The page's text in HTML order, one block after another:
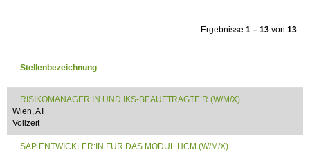
Ergebnisse 1 – 13 von 13
Stellenbezeichnung
RISIKOMANAGER:IN UND IKS-BEAUFTRAGTE:R (W/M/X)
Wien, AT
Vollzeit
SAP ENTWICKLER:IN FÜR DAS MODUL HCM (W/M/X)